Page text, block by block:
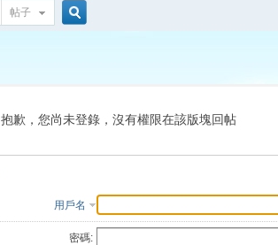
帖子
索
抱歉，您尚未登錄，沒有權限在該版塊回帖
用戶名
密碼: